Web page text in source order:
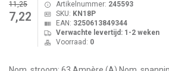
11,25
7,22
Artikelnummer: 245593
SKU: KN18P
EAN: 3250613849344
Verwachte levertijd: 1-2 weken
Voorraad: 0